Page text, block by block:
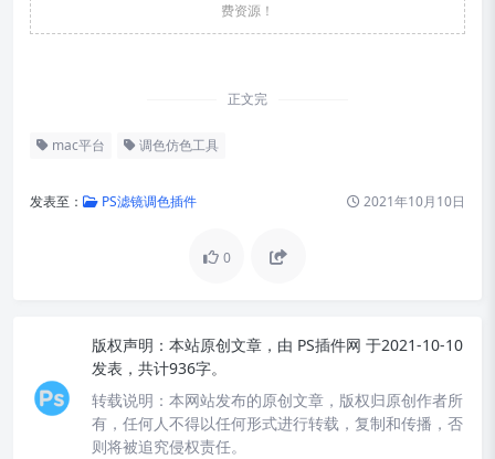
费资源！
正文完
mac平台 调色仿色工具
发表至： PS滤镜调色插件 2021年10月10日
0
版权声明： 本站原创文章，由 PS插件网 于2021-10-10
发表，共计936字。
转载说明： 本网站发布的原创文章，版权归原创作者所
有，任何人不得以任何形式进行转载，复制和传播，否
则将被追究侵权责任。